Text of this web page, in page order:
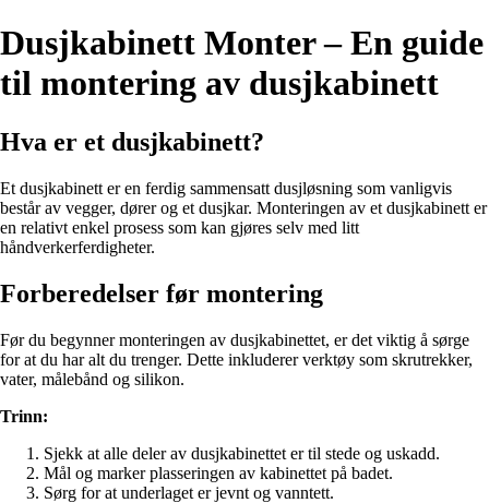
Dusjkabinett Monter – En guide
til montering av dusjkabinett
Hva er et dusjkabinett?
Et dusjkabinett er en ferdig sammensatt dusjløsning som vanligvis
består av vegger, dører og et dusjkar. Monteringen av et dusjkabinett er
en relativt enkel prosess som kan gjøres selv med litt
håndverkerferdigheter.
Forberedelser før montering
Før du begynner monteringen av dusjkabinettet, er det viktig å sørge
for at du har alt du trenger. Dette inkluderer verktøy som skrutrekker,
vater, målebånd og silikon.
Trinn:
Sjekk at alle deler av dusjkabinettet er til stede og uskadd.
Mål og marker plasseringen av kabinettet på badet.
Sørg for at underlaget er jevnt og vanntett.